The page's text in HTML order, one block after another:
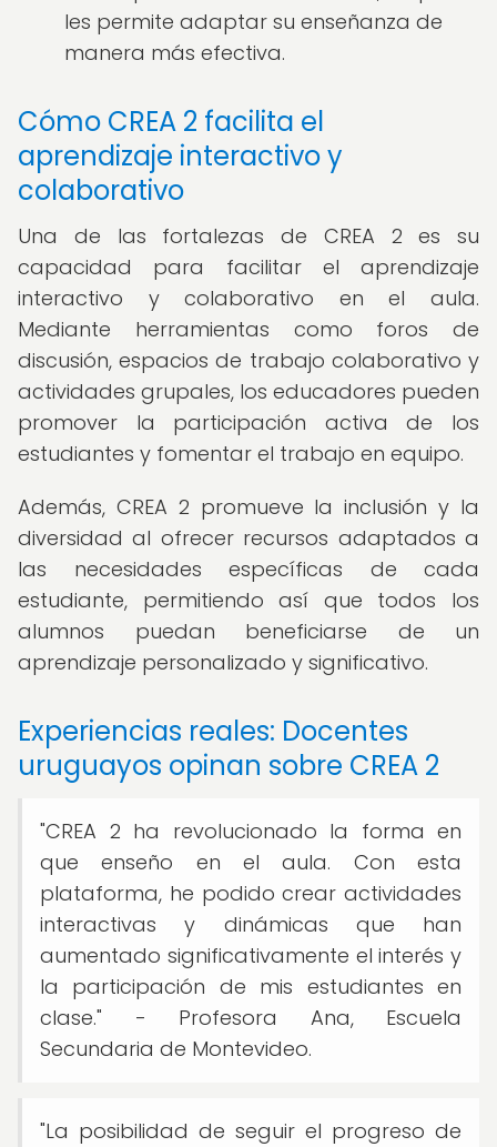
les permite adaptar su enseñanza de
manera más efectiva.
Cómo CREA 2 facilita el
aprendizaje interactivo y
colaborativo
Una de las fortalezas de CREA 2 es su
capacidad para facilitar el aprendizaje
interactivo y colaborativo en el aula.
Mediante herramientas como foros de
discusión, espacios de trabajo colaborativo y
actividades grupales, los educadores pueden
promover la participación activa de los
estudiantes y fomentar el trabajo en equipo.
Además, CREA 2 promueve la inclusión y la
diversidad al ofrecer recursos adaptados a
las necesidades específicas de cada
estudiante, permitiendo así que todos los
alumnos puedan beneficiarse de un
aprendizaje personalizado y significativo.
Experiencias reales: Docentes
uruguayos opinan sobre CREA 2
"CREA 2 ha revolucionado la forma en
que enseño en el aula. Con esta
plataforma, he podido crear actividades
interactivas y dinámicas que han
aumentado significativamente el interés y
la participación de mis estudiantes en
clase." - Profesora Ana, Escuela
Secundaria de Montevideo.
"La posibilidad de seguir el progreso de